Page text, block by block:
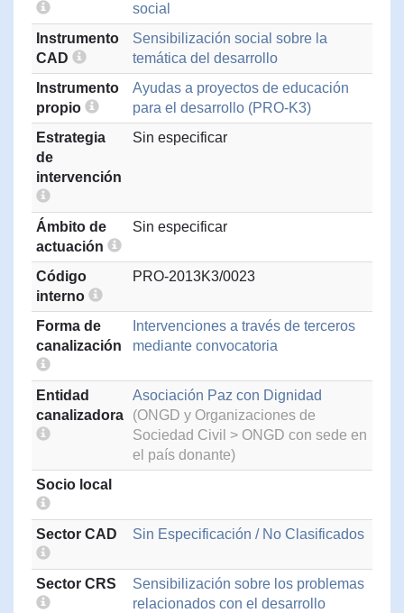
social
Instrumento
CAD
Sensibilización social sobre la
temática del desarrollo
Instrumento
propio
Ayudas a proyectos de educación
para el desarrollo (PRO-K3)
Estrategia
de
intervención
Sin especificar
Ámbito de
actuación
Sin especificar
Código
interno
PRO-2013K3/0023
Forma de
canalización
Intervenciones a través de terceros
mediante convocatoria
Entidad
canalizadora
Asociación Paz con Dignidad
(ONGD y Organizaciones de
Sociedad Civil > ONGD con sede en
el país donante)
Socio local
Sector CAD Sin Especificación / No Clasificados
Sector CRS
Sensibilización sobre los problemas
relacionados con el desarrollo